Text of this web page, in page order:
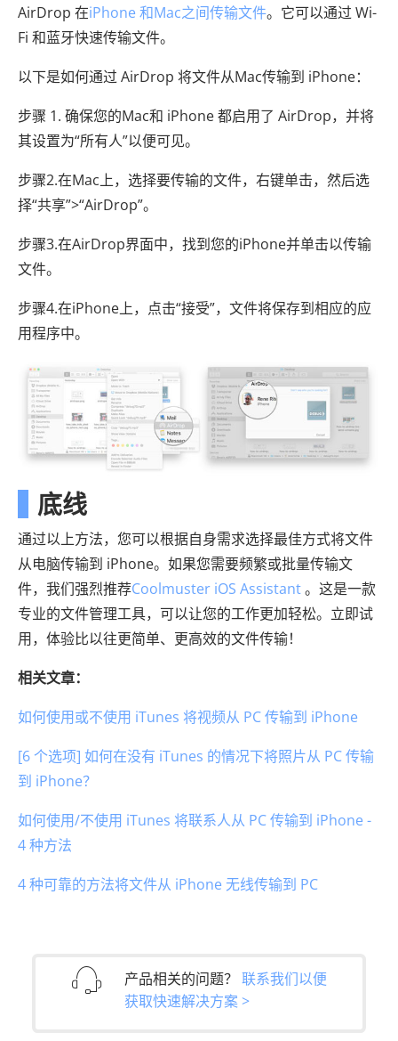
AirDrop 在iPhone 和Mac之间传输文件。它可以通过 Wi-
Fi 和蓝牙快速传输文件。
以下是如何通过 AirDrop 将文件从Mac传输到 iPhone：
步骤 1. 确保您的Mac和 iPhone 都启用了 AirDrop，并将
其设置为“所有人”以便可见。
步骤2.在Mac上，选择要传输的文件，右键单击，然后选
择“共享”>“AirDrop”。
步骤3.在AirDrop界面中，找到您的iPhone并单击以传输
文件。
步骤4.在iPhone上，点击“接受”，文件将保存到相应的应
用程序中。
底线
通过以上方法，您可以根据自身需求选择最佳方式将文件
从电脑传输到 iPhone。如果您需要频繁或批量传输文
件，我们强烈推荐Coolmuster iOS Assistant。这是一款
专业的文件管理工具，可以让您的工作更加轻松。立即试
用，体验比以往更简单、更高效的文件传输！
相关文章：
如何使用或不使用 iTunes 将视频从 PC 传输到 iPhone
[6 个选项] 如何在没有 iTunes 的情况下将照片从 PC 传输
到 iPhone？
如何使用/不使用 iTunes 将联系人从 PC 传输到 iPhone -
4 种方法
4 种可靠的方法将文件从 iPhone 无线传输到 PC
产品相关的问题？ 联系我们以便
获取快速解决方案 >